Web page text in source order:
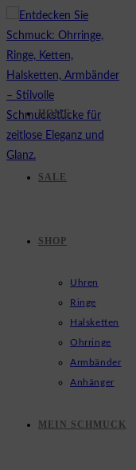
Zum
Inhalt
springen
HOME
SALE
SHOP
Uhren
Ringe
Halsketten
Ohrringe
Armbänder
Anhänger
MEIN SCHMUCK